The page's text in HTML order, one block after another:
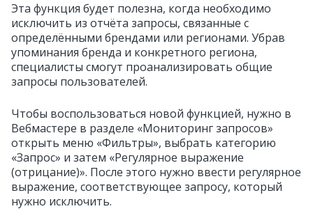
Эта функция будет полезна, когда необходимо
исключить из отчёта запросы, связанные с
определёнными брендами или регионами. Убрав
упоминания бренда и конкретного региона,
специалисты смогут проанализировать общие
запросы пользователей.
Чтобы воспользоваться новой функцией, нужно в
Вебмастере в разделе «Мониторинг запросов»
открыть меню «Фильтры», выбрать категорию
«Запрос» и затем «Регулярное выражение
(отрицание)». После этого нужно ввести регулярное
выражение, соответствующее запросу, который
нужно исключить.